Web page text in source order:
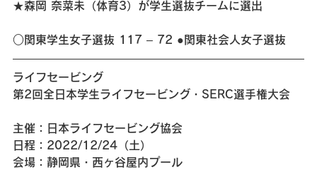
★森岡 奈菜未（体育3）が学生選抜チームに選出
○関東学生女子選抜 117 – 72 ●関東社会人女子選抜
ライフセービング
第2回全日本学生ライフセービング・SERC選手権大会
主催：日本ライフセービング協会
日程：2022/12/24（土）
会場：静岡県・西ヶ谷屋内プール